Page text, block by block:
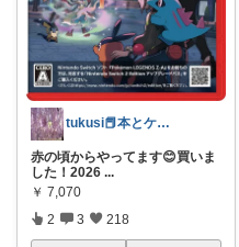
tukusi📕本とケーキの快適な時間を
赤の頃からやってます😊買いま
した！2026 ...
￥ 7,070
2 3 218